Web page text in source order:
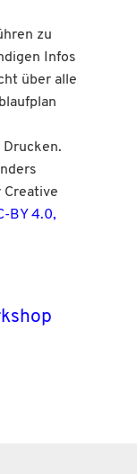
zu
Infos
über alle
BY 4.0,